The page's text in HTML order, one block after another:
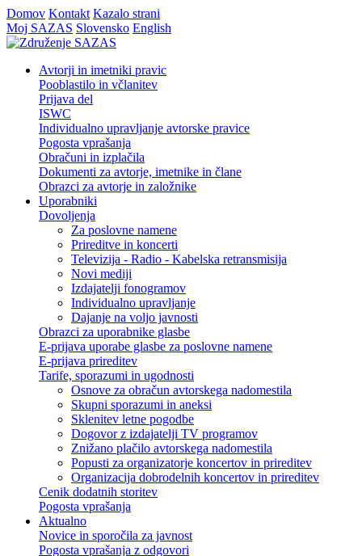
Domov Kontakt Kazalo strani
Moj SAZAS Slovensko English
Avtorji in imetniki pravic
Pooblastilo in včlanitev
Prijava del
ISWC
Individualno upravljanje avtorske pravice
Pogosta vprašanja
Obračuni in izplačila
Dokumenti za avtorje, imetnike in člane
Obrazci za avtorje in založnike
Uporabniki
Dovoljenja
Za poslovne namene
Prireditve in koncerti
Televizija - Radio - Kabelska retransmisija
Novi mediji
Izdajatelji fonogramov
Individualno upravljanje
Dajanje na voljo javnosti
Obrazci za uporabnike glasbe
E-prijava uporabe glasbe za poslovne namene
E-prijava prireditev
Tarife, sporazumi in ugodnosti
Osnove za obračun avtorskega nadomestila
Skupni sporazumi in aneksi
Sklenitev letne pogodbe
Dogovor z izdajatelji TV programov
Znižano plačilo avtorskega nadomestila
Popusti za organizatorje koncertov in prireditev
Organizacija dobrodelnih koncertov in prireditev
Cenik dodatnih storitev
Pogosta vprašanja
Aktualno
Novice in sporočila za javnost
Pogosta vprašanja z odgovori